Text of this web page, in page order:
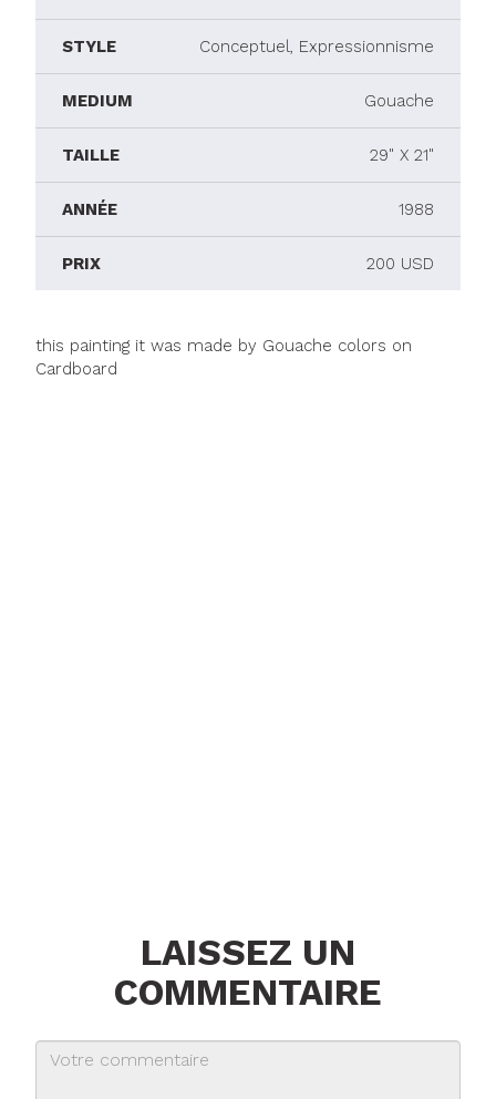
STYLE Conceptuel, Expressionnisme
MEDIUM Gouache
TAILLE 29" X 21"
ANNÉE 1988
PRIX 200 USD
this painting it was made by Gouache colors on
Cardboard
LAISSEZ UN
COMMENTAIRE